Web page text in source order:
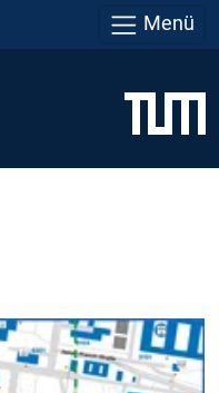
Menü